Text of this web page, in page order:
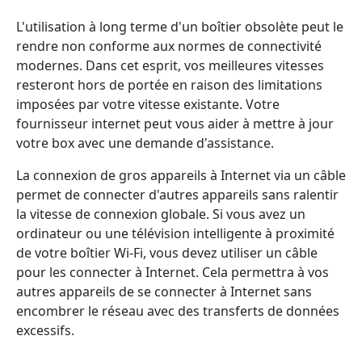
L'utilisation à long terme d'un boîtier obsolète peut le
rendre non conforme aux normes de connectivité
modernes. Dans cet esprit, vos meilleures vitesses
resteront hors de portée en raison des limitations
imposées par votre vitesse existante. Votre
fournisseur internet peut vous aider à mettre à jour
votre box avec une demande d'assistance.
La connexion de gros appareils à Internet via un câble
permet de connecter d'autres appareils sans ralentir
la vitesse de connexion globale. Si vous avez un
ordinateur ou une télévision intelligente à proximité
de votre boîtier Wi-Fi, vous devez utiliser un câble
pour les connecter à Internet. Cela permettra à vos
autres appareils de se connecter à Internet sans
encombrer le réseau avec des transferts de données
excessifs.